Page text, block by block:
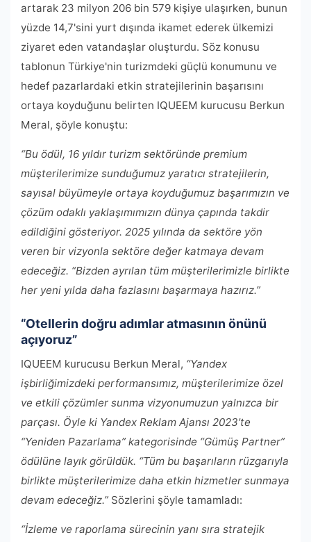
artarak 23 milyon 206 bin 579 kişiye ulaşırken, bunun
yüzde 14,7'sini yurt dışında ikamet ederek ülkemizi
ziyaret eden vatandaşlar oluşturdu. Söz konusu
tablonun Türkiye'nin turizmdeki güçlü konumunu ve
hedef pazarlardaki etkin stratejilerinin başarısını
ortaya koyduğunu belirten IQUEEM kurucusu Berkun
Meral, şöyle konuştu:
“Bu ödül, 16 yıldır turizm sektöründe premium
müşterilerimize sunduğumuz yaratıcı stratejilerin,
sayısal büyümeyle ortaya koyduğumuz başarımızın ve
çözüm odaklı yaklaşımımızın dünya çapında takdir
edildiğini gösteriyor. 2025 yılında da sektöre yön
veren bir vizyonla sektöre değer katmaya devam
edeceğiz. “Bizden ayrılan tüm müşterilerimizle birlikte
her yeni yılda daha fazlasını başarmaya hazırız.”
“Otellerin doğru adımlar atmasının önünü
açıyoruz”
IQUEEM kurucusu Berkun Meral, “Yandex
işbirliğimizdeki performansımız, müşterilerimize özel
ve etkili çözümler sunma vizyonumuzun yalnızca bir
parçası. Öyle ki Yandex Reklam Ajansı 2023'te
“Yeniden Pazarlama” kategorisinde “Gümüş Partner”
ödülüne layık görüldük. “Tüm bu başarıların rüzgarıyla
birlikte müşterilerimize daha etkin hizmetler sunmaya
devam edeceğiz.” Sözlerini şöyle tamamladı:
“İzleme ve raporlama sürecinin yanı sıra stratejik